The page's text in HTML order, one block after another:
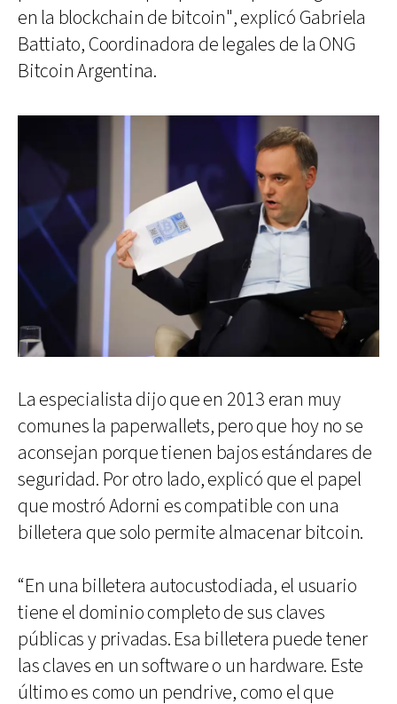
en la blockchain de bitcoin", explicó Gabriela
Battiato, Coordinadora de legales de la ONG
Bitcoin Argentina.
La especialista dijo que en 2013 eran muy
comunes la paperwallets, pero que hoy no se
aconsejan porque tienen bajos estándares de
seguridad. Por otro lado, explicó que el papel
que mostró Adorni es compatible con una
billetera que solo permite almacenar bitcoin.
“En una billetera autocustodiada, el usuario
tiene el dominio completo de sus claves
públicas y privadas. Esa billetera puede tener
las claves en un software o un hardware. Este
último es como un pendrive, como el que